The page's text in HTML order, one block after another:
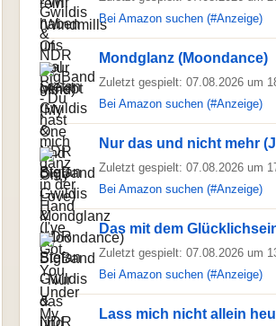
Bei Amazon suchen (#Anzeige)
Mondglanz (Moondance)
Zuletzt gespielt: 07.08.2026 um
Bei Amazon suchen (#Anzeige)
Nur das und nicht mehr
Zuletzt gespielt: 07.08.2026 um
Bei Amazon suchen (#Anzeige)
Das mit dem
Zuletzt gespielt: 07.08.2026 um
Bei Amazon suchen (#Anzeige)
Lass mich nicht allein